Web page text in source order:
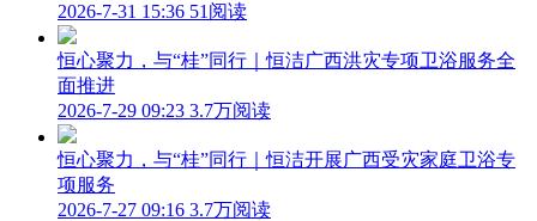
2026-7-31 15:36 51阅读
恒心聚力，与“桂”同行｜恒洁广西洪灾专项卫浴服务全
面推进
2026-7-29 09:23 3.7万阅读
恒心聚力，与“桂”同行｜恒洁开展广西受灾家庭卫浴专
项服务
2026-7-27 09:16 3.7万阅读